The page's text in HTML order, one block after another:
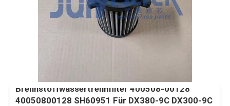
Brennstoffwassertrennfilter 400508-00128
40050800128 SH60951 Für DX380-9C DX300-9C